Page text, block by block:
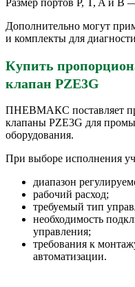
Размер портов P, T, A и B
Дополнительно могут
и комплекты для
Купить
клапан PZE3G
ПНЕВМАКС поставляет
клапаны PZE3G для
оборудования.
При выборе исполнения
диапазон
рабочий расход;
требуемый тип
необходимость
управления;
требования к
автоматизации.